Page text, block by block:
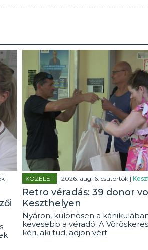
| KÖZÉLET | 2026. aug. 6. csütörtök |
Retro véradás: 39 donor
Keszthelyen
Nyáron, különösen a
kevesebb a véradó. A
kéri, aki tud, adjon vért.